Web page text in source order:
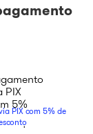
PIX com 5% de